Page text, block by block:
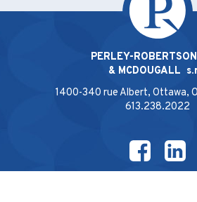
PERLEY-
& MCDOUGALL
1400-340 rue Albert, Ottawa,
613.238.2022